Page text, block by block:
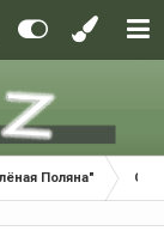
Поляна"